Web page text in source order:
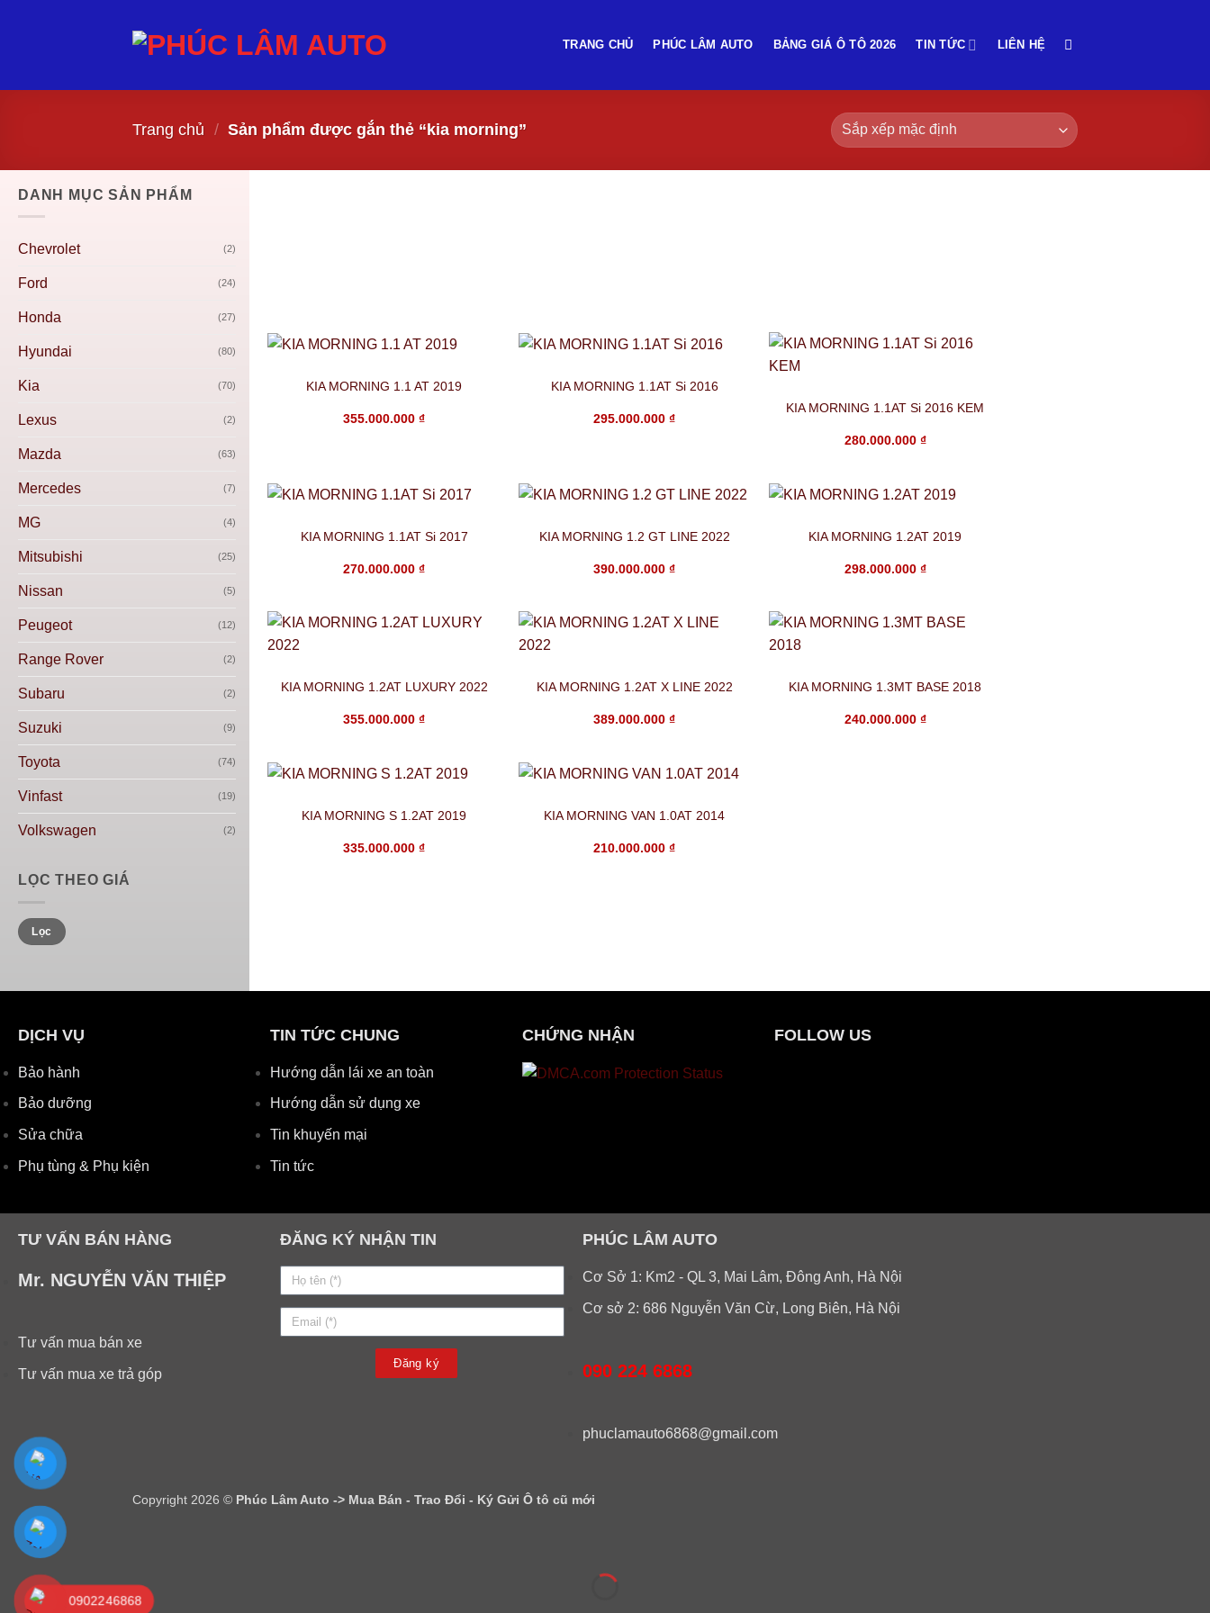
TRANG CHỦ PHÚC LÂM AUTO BẢNG GIÁ Ô TÔ 2026 TIN TỨC LIÊN HỆ
Trang chủ / Sản phẩm được gắn thẻ “kia morning”
DANH MỤC SẢN PHẨM
Chevrolet (2)
Ford (24)
Honda (27)
Hyundai (80)
Kia (70)
Lexus (2)
Mazda (63)
Mercedes (7)
MG (4)
Mitsubishi (25)
Nissan (5)
Peugeot (12)
Range Rover (2)
Subaru (2)
Suzuki (9)
Toyota (74)
Vinfast (19)
Volkswagen (2)
LỌC THEO GIÁ
Lọc
KIA MORNING 1.1 AT 2019
355.000.000₫
KIA MORNING 1.1AT Si 2016
295.000.000₫
KIA MORNING 1.1AT Si 2016 KEM
280.000.000 ₫
KIA MORNING 1.1AT Si 2017
270.000.000₫
KIA MORNING 1.2 GT LINE 2022
390.000.000₫
KIA MORNING 1.2AT 2019
298.000.000 ₫
KIA MORNING 1.2AT LUXURY 2022
355.000.000₫
KIA MORNING 1.2AT X LINE 2022
389.000.000₫
KIA MORNING 1.3MT BASE 2018
240.000.000 ₫
KIA MORNING S 1.2AT 2019
335.000.000₫
KIA MORNING VAN 1.0AT 2014
210.000.000₫
DỊCH VỤ
Bảo hành
Bảo dưỡng
Sửa chữa
Phụ tùng & Phụ kiện
TIN TỨC CHUNG
Hướng dẫn lái xe an toàn
Hướng dẫn sử dụng xe
Tin khuyến mại
Tin tức
CHỨNG NHẬN FOLLOW US
TƯ VẤN BÁN HÀNG
Mr. NGUYỄN VĂN THIỆP
Tư vấn mua bán xe
Tư vấn mua xe trả góp
ĐĂNG KÝ NHẬN TIN
Đăng ký
PHÚC LÂM AUTO
Cơ Sở 1: Km2 - QL 3, Mai Lâm, Đông Anh, Hà Nội
Cơ sở 2: 686 Nguyễn Văn Cừ, Long Biên, Hà Nội
090 224 6868
phuclamauto6868@gmail.com
Copyright 2026 © Phúc Lâm Auto -> Mua Bán - Trao Đổi - Ký Gửi Ô tô cũ mới
0902246868